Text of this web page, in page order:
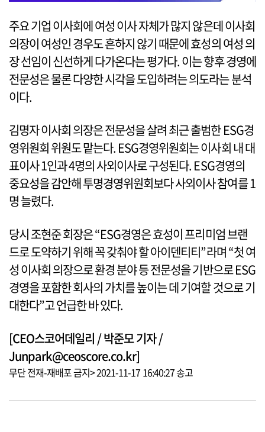
주요 기업 이사회에 여성 이사 자체가 많지 않은데 이사회
의장이 여성인 경우도 흔하지 않기 때문에 효성의 여성 의
장 선임이 신선하게 다가온다는 평가다. 이는 향후 경영에
전문성은 물론 다양한 시각을 도입하려는 의도라는 분석
이다.
김명자 이사회 의장은 전문성을 살려 최근 출범한 ESG경
영위원회 위원도 맡는다. ESG경영위원회는 이사회 내 대
표이사 1인과 4명의 사외이사로 구성된다. ESG경영의
중요성을 감안해 투명경영위원회보다 사외이사 참여를 1
명 늘렸다.
당시 조현준 회장은 “ESG경영은 효성이 프리미엄 브랜
드로 도약하기 위해 꼭 갖춰야 할 아이덴티티”라며 “첫 여
성 이사회 의장으로 환경 분야 등 전문성을 기반으로 ESG
경영을 포함한 회사의 가치를 높이는 데 기여할 것으로 기
대한다”고 언급한 바 있다.
[CEO스코어데일리 / 박준모 기자 /
Junpark@ceoscore.co.kr]
무단 전재-재배포 금지> 2021-11-17 16:40:27 송고